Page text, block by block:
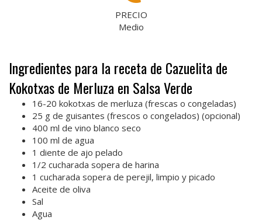
PRECIO
Medio
Ingredientes para la receta de Cazuelita de
Kokotxas de Merluza en Salsa Verde
16-20 kokotxas de merluza (frescas o congeladas)
25 g de guisantes (frescos o congelados) (opcional)
400 ml de vino blanco seco
100 ml de agua
1 diente de ajo pelado
1/2 cucharada sopera de harina
1 cucharada sopera de perejil, limpio y picado
Aceite de oliva
Sal
Agua